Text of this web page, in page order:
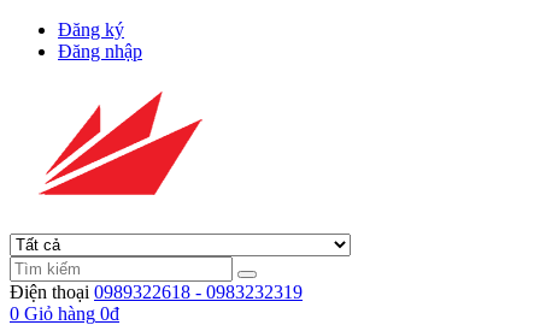
Đăng ký
Đăng nhập
Điện thoại 0989322618 - 0983232319
0 Giỏ hàng 0đ